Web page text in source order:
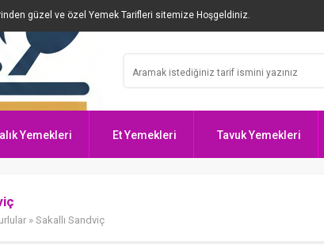
güzel ve özel Yemek Tarifleri sitemize Hoşgeldiniz.
Yemekleri Et Yemekleri Tavuk Yemekleri
» Sakallı Sandviç